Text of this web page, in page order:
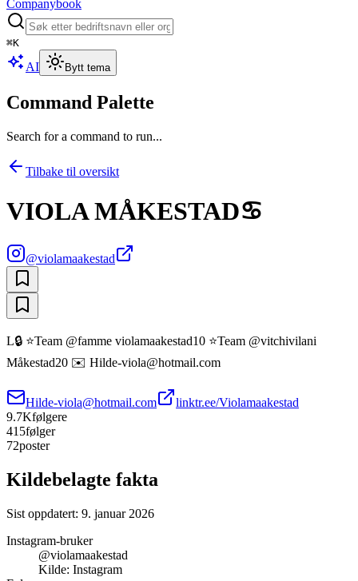
Companybook
⌘K
AI Bytt tema
Command Palette
Search for a command to run...
Tilbake til oversikt
VIOLA MÅKESTAD♋️
@violamaakestad
L🔒 ⭐️Team @famme violamaakestad10 ⭐️Team @vitchivilani
Måkestad20 ✉️ Hilde-viola@hotmail.com
Hilde-viola@hotmail.com
linktr.ee/Violamaakestad
9.7Kfølgere
415følger
72poster
Kildebelagte fakta
Sist oppdatert: 9. januar 2026
Instagram-bruker
@violamaakestad
Kilde: Instagram